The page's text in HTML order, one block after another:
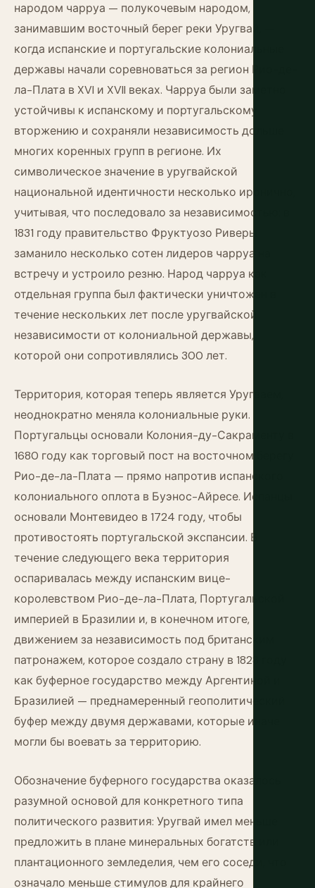
народом чарруа — полукочевым народом,
занимавшим восточный берег реки Уругвай, —
когда испанские и португальские колониальные
державы начали соревноваться за регион Рио-де-
ла-Плата в XVI и XVII веках. Чарруа были заметно
устойчивы к испанскому и португальскому
вторжению и сохраняли независимость дольше
многих коренных групп в регионе. Их
символическое значение в уругвайской
национальной идентичности несколько иронично,
учитывая, что последовало за независимостью: в
1831 году правительство Фруктуозо Риверы
заманило несколько сотен лидеров чарруа на
встречу и устроило резню. Народ чарруа как
отдельная группа был фактически уничтожен в
течение нескольких лет после уругвайской
независимости от колониальной державы,
которой они сопротивлялись 300 лет.
Территория, которая теперь является Уругваем,
неоднократно меняла колониальные руки.
Португальцы основали Колония-ду-Сакраменту в
1680 году как торговый пост на восточном берегу
Рио-де-ла-Плата — прямо напротив испанского
колониального оплота в Буэнос-Айресе. Испанцы
основали Монтевидео в 1724 году, чтобы
противостоять португальской экспансии. В
течение следующего века территория
оспаривалась между испанским вице-
королевством Рио-де-ла-Плата, Португальской
империей в Бразилии и, в конечном итоге,
движением за независимость под британским
патронажем, которое создало страну в 1828 году
как буферное государство между Аргентиной и
Бразилией — преднамеренный геополитический
буфер между двумя державами, которые иначе
могли бы воевать за территорию.
Обозначение буферного государства оказалось
разумной основой для конкретного типа
политического развития: Уругвай имел меньше
предложить в плане минеральных богатств или
плантационного земледелия, чем его соседи, что
означало меньше стимулов для крайнего